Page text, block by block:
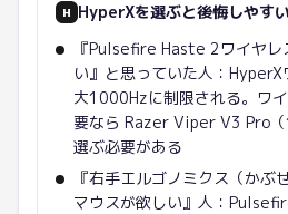
H HyperXを選ぶと後悔しやす
『Pulsefire Haste 2ワイヤ
い』と思っていた人：
大1000Hzに制限される。ワ
要なら Razer Viper V3 Pro（
選ぶ必要がある
『右手エルゴノミクス（かぶ
マウスが欲しい』人：